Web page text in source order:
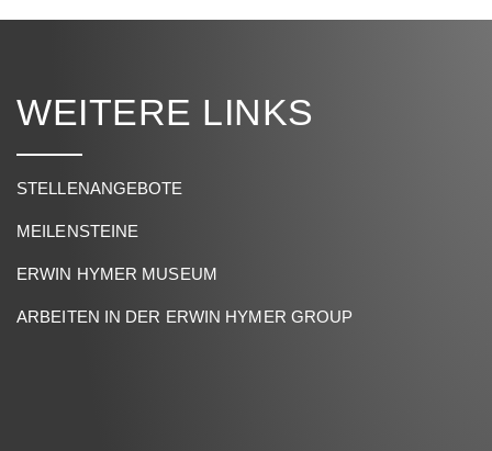
WEITERE LINKS
STELLENANGEBOTE
MEILENSTEINE
ERWIN HYMER MUSEUM
ARBEITEN IN DER ERWIN HYMER GROUP